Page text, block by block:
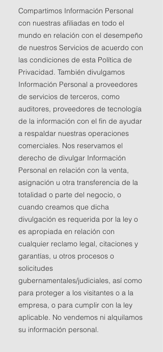
Compartimos Información Personal
con nuestras afiliadas en todo el
mundo en relación con el desempeño
de nuestros Servicios de acuerdo con
las condiciones de esta Política de
Privacidad. También divulgamos
Información Personal a proveedores
de servicios de terceros, como
auditores, proveedores de tecnología
de la información con el fin de ayudar
a respaldar nuestras operaciones
comerciales. Nos reservamos el
derecho de divulgar Información
Personal en relación con la venta,
asignación u otra transferencia de la
totalidad o parte del negocio, o
cuando creamos que dicha
divulgación es requerida por la ley o
es apropiada en relación con
cualquier reclamo legal, citaciones y
garantías, u otros procesos o
solicitudes
gubernamentales/judiciales, así como
para proteger a los visitantes o a la
empresa, o para cumplir con la ley
aplicable. No vendemos ni alquilamos
su información personal.